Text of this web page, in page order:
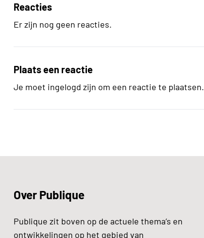
Reacties
Er zijn nog geen reacties.
Plaats een reactie
Je moet ingelogd zijn om een reactie te plaatsen.
Over Publique
Publique zit boven op de actuele thema’s en
ontwikkelingen op het gebied van